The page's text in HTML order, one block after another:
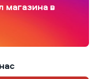
магазина в